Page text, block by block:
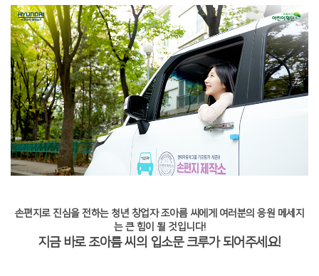
손편지로 진심을 전하는 청년 창업자 조아름 씨에게 여러분의 응원 메세지
는 큰 힘이 될 것입니다!
지금 바로 조아름 씨의 입소문 크루가 되어주세요!